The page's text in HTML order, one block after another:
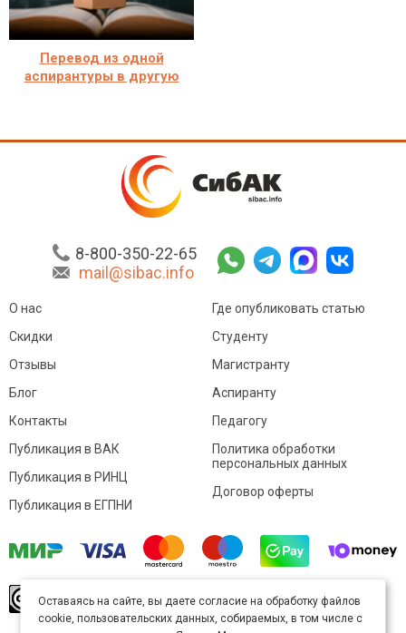
Перевод из одной
аспирантуры в другую
8-800-350-22-65
mail@sibac.info
О нас
Скидки
Отзывы
Блог
Контакты
Где опубликовать статью
Студенту
Магистранту
Аспиранту
Педагогу
Публикация в ВАК
Публикация в РИНЦ
Публикация в ЕГПНИ
Политика обработки
персональных данных
Договор оферты
произведение доступно полицензии Creative
Commons «Attribution» («Атрибуция») 4.0
Оставаясь на сайте, вы даете согласие на обработку файлов
cookie, пользовательских данных, собираемых, в том числе с